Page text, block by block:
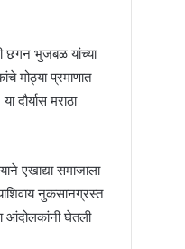
छगन भुजबळ यांच्या
मोठ्या प्रमाणात
मराठा
एखाद्या समाजाला
नुकसानग्रस्त
आंदोलकांनी घेतली